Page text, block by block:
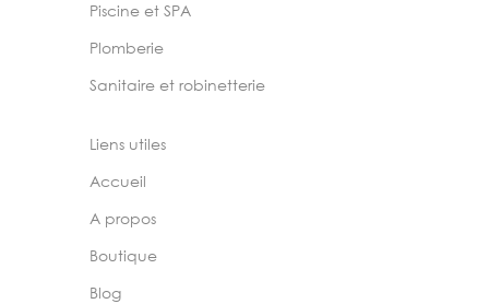
Piscine et SPA
Plomberie
Sanitaire et robinetterie
Liens utiles
Accueil
A propos
Boutique
Blog